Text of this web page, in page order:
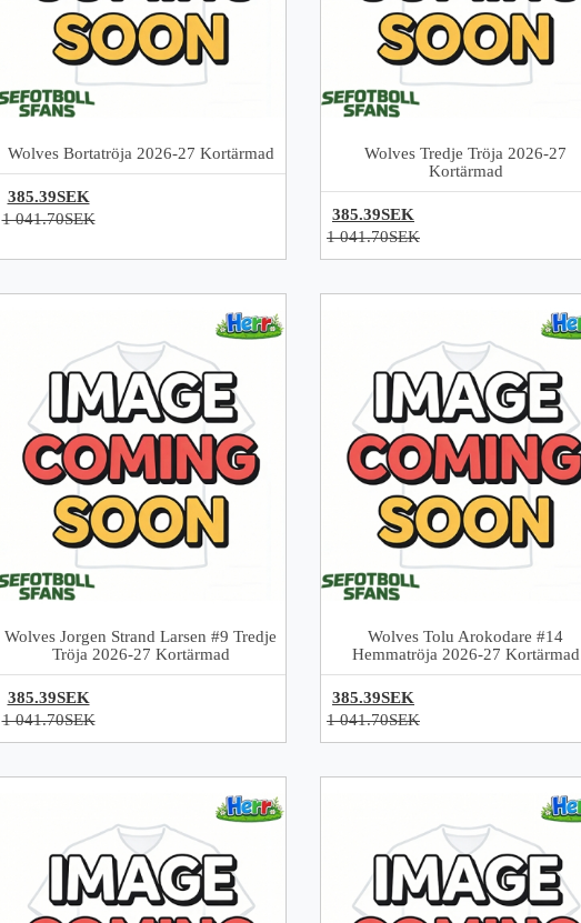
Wolves Bortatröja 2026-27 Kortärmad
385.39SEK
1 041.70SEK
Wolves Tredje Tröja 2026-27
Kortärmad
385.39SEK
1 041.70SEK
Wolves Jorgen Strand Larsen #9 Tredje
Tröja 2026-27 Kortärmad
385.39SEK
1 041.70SEK
Wolves Tolu Arokodare #14
Hemmatröja 2026-27 Kortärmad
385.39SEK
1 041.70SEK